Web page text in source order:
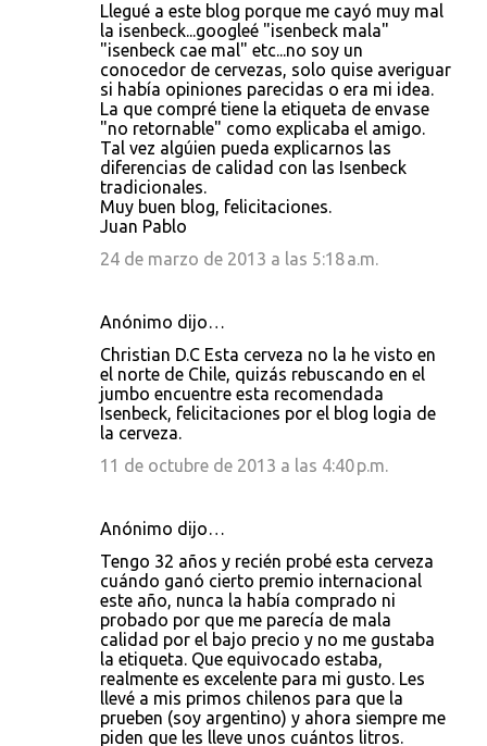
Llegué a este blog porque me cayó muy mal
la isenbeck...googleé "isenbeck mala"
"isenbeck cae mal" etc...no soy un
conocedor de cervezas, solo quise averiguar
si había opiniones parecidas o era mi idea.
La que compré tiene la etiqueta de envase
"no retornable" como explicaba el amigo.
Tal vez algúien pueda explicarnos las
diferencias de calidad con las Isenbeck
tradicionales.
Muy buen blog, felicitaciones.
Juan Pablo
24 de marzo de 2013 a las 5:18 a.m.
Anónimo dijo…
Christian D.C Esta cerveza no la he visto en
el norte de Chile, quizás rebuscando en el
jumbo encuentre esta recomendada
Isenbeck, felicitaciones por el blog logia de
la cerveza.
11 de octubre de 2013 a las 4:40 p.m.
Anónimo dijo…
Tengo 32 años y recién probé esta cerveza
cuándo ganó cierto premio internacional
este año, nunca la había comprado ni
probado por que me parecía de mala
calidad por el bajo precio y no me gustaba
la etiqueta. Que equivocado estaba,
realmente es excelente para mi gusto. Les
llevé a mis primos chilenos para que la
prueben (soy argentino) y ahora siempre me
piden que les lleve unos cuántos litros.